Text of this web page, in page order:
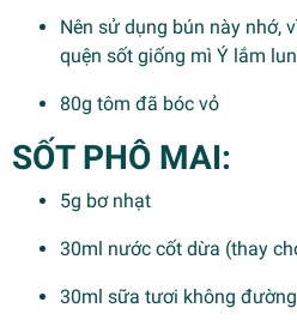
Nên sử dụng bún này nhớ,
quện sốt giống mì Ý lắm lun
80g tôm đã bóc vỏ
SỐT PHÔ MAI:
5g bơ nhạt
30ml nước cốt dừa (thay
30ml sữa tươi không đường